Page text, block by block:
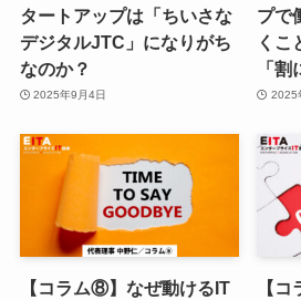
タートアップは「ちいさな
デジタルJTC」になりがち
なのか？
2025年9月4日
プで
くこ
「
2025
【コラム⑧】なぜ動けるIT
【